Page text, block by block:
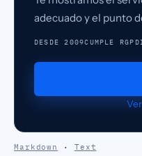
adecuado y el punto
DESDE 2009CUMPLE RGPD
Markdown · Text